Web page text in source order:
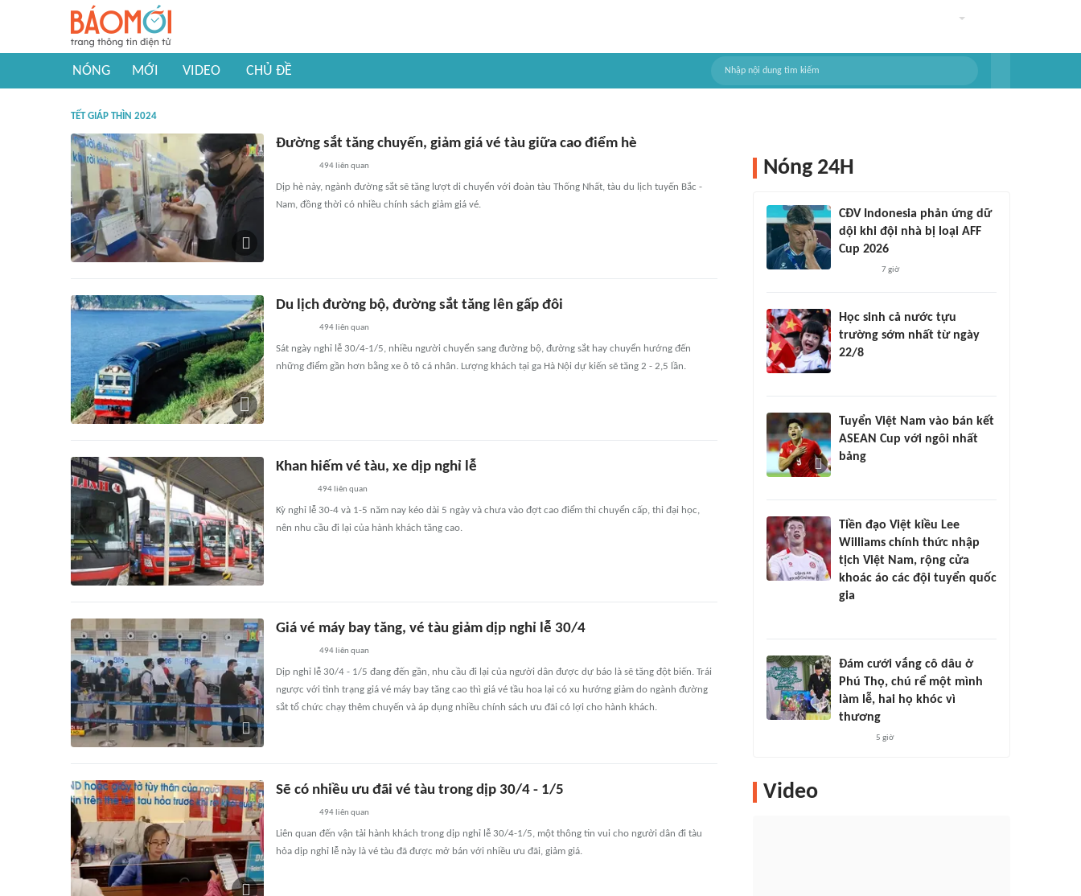
NÓNG MỚI VIDEO CHỦ ĐỀ
TẾT GIÁP THÌN 2024
Đường sắt tăng chuyến, giảm giá vé tàu giữa cao điểm hè
494 liên quan
Dịp hè này, ngành đường sắt sẽ tăng lượt di chuyển với đoàn tàu Thống Nhất, tàu du lịch tuyến Bắc -
Nam, đồng thời có nhiều chính sách giảm giá vé.
Du lịch đường bộ, đường sắt tăng lên gấp đôi
494 liên quan
Sát ngày nghỉ lễ 30/4-1/5, nhiều người chuyển sang đường bộ, đường sắt hay chuyển hướng đến
những điểm gần hơn bằng xe ô tô cá nhân. Lượng khách tại ga Hà Nội dự kiến sẽ tăng 2 - 2,5 lần.
Khan hiếm vé tàu, xe dịp nghỉ lễ
494liên quan
Kỳ nghỉ lễ 30-4 và 1-5 năm nay kéo dài 5 ngày và chưa vào đợt cao điểm thi chuyển cấp, thi đại học,
nên nhu cầu đi lại của hành khách tăng cao.
Giá vé máy bay tăng, vé tàu giảm dịp nghỉ lễ 30/4
494 liên quan
Dịp nghỉ lễ 30/4 - 1/5 đang đến gần, nhu cầu đi lại của người dân được dự báo là sẽ tăng đột biến. Trái
ngược với tình trạng giá vé máy bay tăng cao thì giá vé tầu hoa lại có xu hướng giảm do ngành đường
sắt tổ chức chạy thêm chuyến và áp dụng nhiều chính sách ưu đãi có lợi cho hành khách.
Sẽ có nhiều ưu đãi vé tàu trong dịp 30/4 - 1/5
494 liên quan
Liên quan đến vận tải hành khách trong dịp nghỉ lễ 30/4-1/5, một thông tin vui cho người dân đi tàu
hỏa dịp nghỉ lễ này là vé tàu đã được mở bán với nhiều ưu đãi, giảm giá.
Nóng 24H
CĐV Indonesia phản ứng dữ
dội khi đội nhà bị loại AFF
Cup 2026
7 giờ
Học sinh cả nước tựu
trường sớm nhất từ ngày
22/8
Tuyển Việt Nam vào bán kết
ASEAN Cup với ngôi nhất
bảng
Tiền đạo Việt kiều Lee
Williams chính thức nhập
tịch Việt Nam, rộng cửa
khoác áo các đội tuyển quốc
gia
Đám cưới vắng cô dâu ở
Phú Thọ, chú rể một mình
làm lễ, hai họ khóc vì
thương
5 giờ
Video